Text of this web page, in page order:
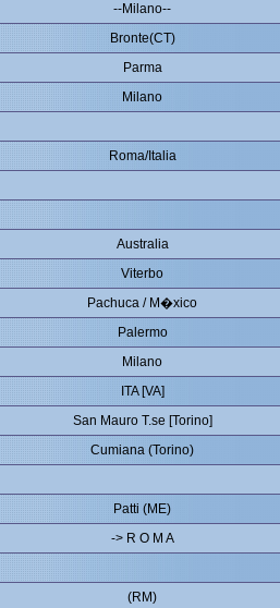
--Milano--
Bronte(CT)
Parma
Milano
Roma/Italia
Australia
Viterbo
Pachuca / M�xico
Palermo
Milano
ITA [VA]
San Mauro T.se [Torino]
Cumiana (Torino)
Patti (ME)
-> R O M A
(RM)